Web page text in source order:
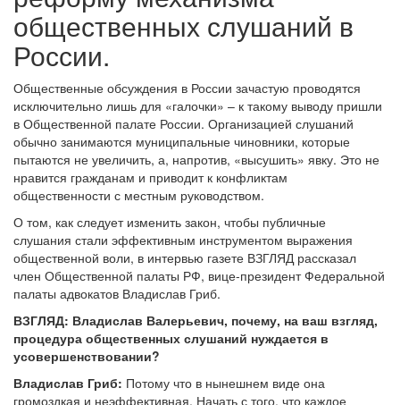
общественных слушаний в
России.
Общественные обсуждения в России зачастую проводятся
исключительно лишь для «галочки» – к такому выводу пришли
в Общественной палате России. Организацией слушаний
обычно занимаются муниципальные чиновники, которые
пытаются не увеличить, а, напротив, «высушить» явку. Это не
нравится гражданам и приводит к конфликтам
общественности с местным руководством.
О том, как следует изменить закон, чтобы публичные
слушания стали эффективным инструментом выражения
общественной воли, в интервью газете ВЗГЛЯД рассказал
член Общественной палаты РФ, вице-президент Федеральной
палаты адвокатов Владислав Гриб.
ВЗГЛЯД: Владислав Валерьевич, почему, на ваш взгляд,
процедура общественных слушаний нуждается в
усовершенствовании?
Владислав Гриб: Потому что в нынешнем виде она
громоздкая и неэффективная. Начать с того, что каждое